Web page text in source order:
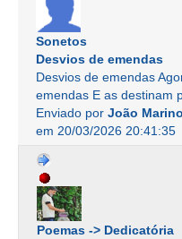
Sonetos
Desvios de emendas
Desvios de emendas
emendas E as destinam
Enviado por João
em 20/03/2026 20:41:35
Poemas -> Dedicatória